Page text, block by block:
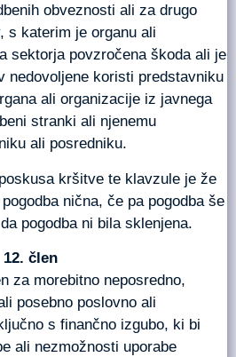
obveznosti ali za drugo
s katerim je organu ali
sektorja povzročena škoda ali je
nedovoljene koristi predstavniku
ali organizacije iz javnega
stranki ali njenemu
ali posredniku.
kršitve te klavzule je že
nična, če pa pogodba še
pogodba ni bila sklenjena.
člen
za morebitno neposredno,
posebno poslovno ali
s finančno izgubo, ki bi
ali nezmožnosti uporabe